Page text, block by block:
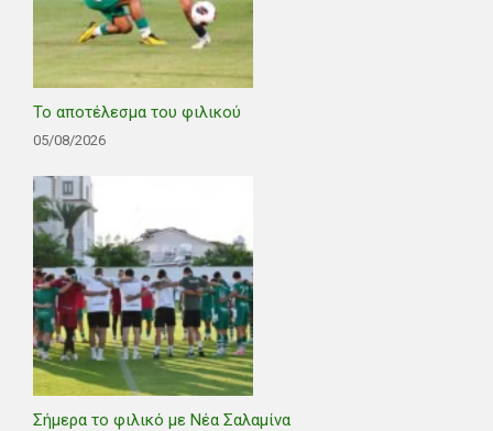
Το αποτέλεσμα του φιλικού
05/08/2026
Σήμερα το φιλικό με Νέα Σαλαμίνα